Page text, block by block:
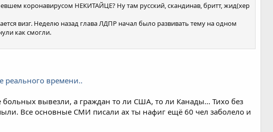
коронавирусом НЕКИТАЙЦЕ? Ну там русский, скандинав, бритт, жид(хер
визг. Неделю назад глава ЛДПР начал было развивать тему на одном
как смогли.
реального времени..
вывезли, а граждан то ли США, то ли Канады... Тихо без
Все основные СМИ писали ах ты нафиг ещё 60 чел заболело и